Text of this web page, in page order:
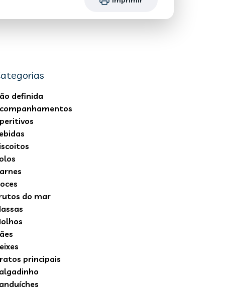
definida
do mar
principais